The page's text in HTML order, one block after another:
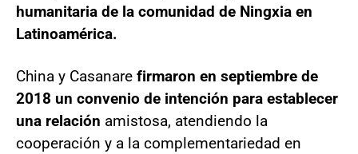
humanitaria de la comunidad de Ningxia en
Latinoamérica.
China y Casanare firmaron en septiembre de
2018 un convenio de intención para establecer
una relación amistosa, atendiendo la
cooperación y a la complementariedad en